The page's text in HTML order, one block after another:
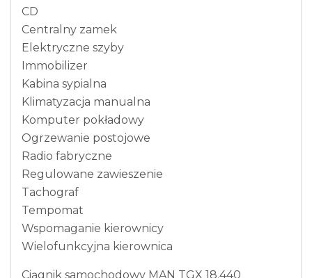
CD
Centralny zamek
Elektryczne szyby
Immobilizer
Kabina sypialna
Klimatyzacja manualna
Komputer pokładowy
Ogrzewanie postojowe
Radio fabryczne
Regulowane zawieszenie
Tachograf
Tempomat
Wspomaganie kierownicy
Wielofunkcyjna kierownica
Ciągnik samochodowy MAN TGX 18.440